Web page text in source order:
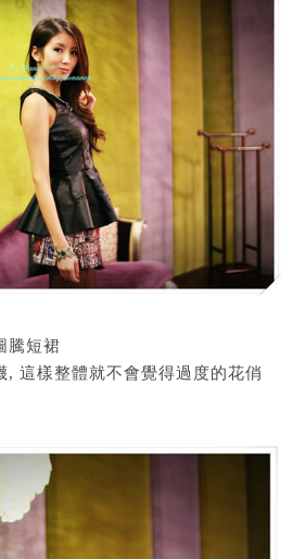
騰短裙
, 這樣整體就不會覺得過度的花俏